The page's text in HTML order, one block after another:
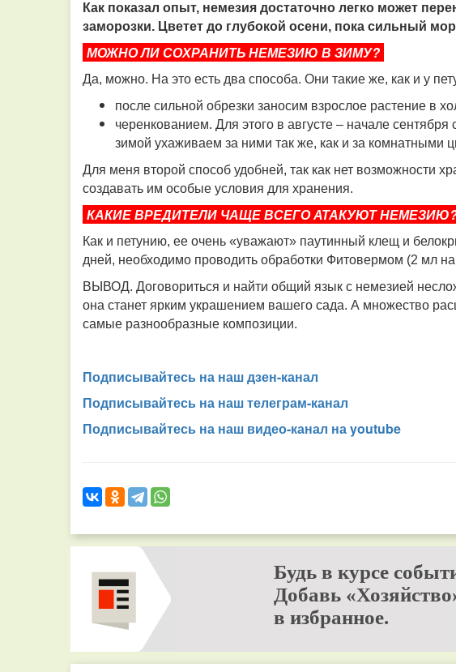
Как показал опыт, немезия достаточно легко может
заморозки. Цветет до глубокой осени, пока сильный
МОЖНО ЛИ СОХРАНИТЬ НЕМЕЗИЮ В ЗИМУ?
Да, можно. На это есть два способа. Они такие же, как и у
после сильной обрезки заносим взрослое растение в
черенкованием. Для этого в августе – начале
зимой ухаживаем за ними так же, как и за комнатными
Для меня второй способ удобней, так как нет возможности
создавать им особые условия для хранения.
КАКИЕ ВРЕДИТЕЛИ ЧАЩЕ ВСЕГО АТАКУЮТ
Как и петунию, ее очень «уважают» паутинный клещ и
дней, необходимо проводить обработки Фитовермом (2 мл
ВЫВОД. Договориться и найти общий язык с немезией
она станет ярким украшением вашего сада. А множество
самые разнообразные композиции.
Подписывайтесь на наш дзен-канал
Подписывайтесь на наш телеграм-канал
Подписывайтесь на наш видео-канал на youtube
Будь в курсе
Добавь
в избранное.